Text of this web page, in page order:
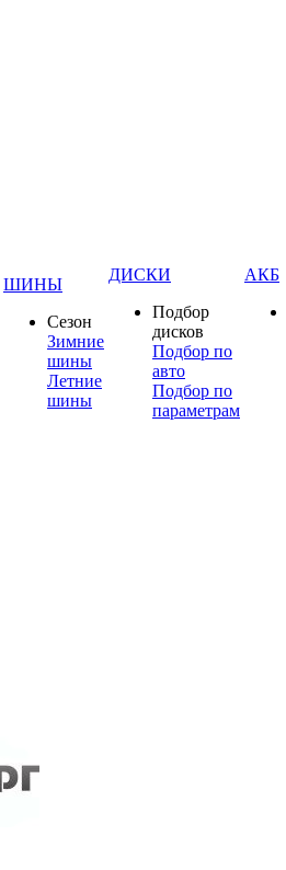
ШИНЫ
Сезон
Зимние
шины
Летние
шины
ДИСКИ
Подбор
дисков
Подбор по
авто
Подбор по
параметрам
АКБ